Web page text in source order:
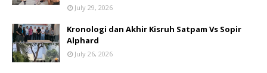
July 29, 2026
Kronologi dan Akhir Kisruh Satpam Vs Sopir
Alphard
July 26, 2026